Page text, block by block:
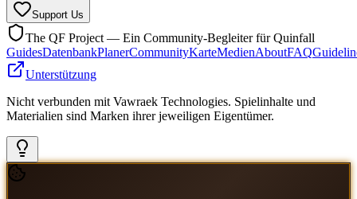
Support Us
The QF Project — Ein Community-Begleiter für Quinfall
GuidesDatenbankPlanerCommunityKarteMedienAboutFAQ
Unterstützung
Nicht verbunden mit Vawraek Technologies. Spielinhalte und
Materialien sind Marken ihrer jeweiligen Eigentümer.